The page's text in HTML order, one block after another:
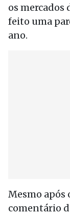
os mercados
feito uma
ano.
Mesmo após
comentário